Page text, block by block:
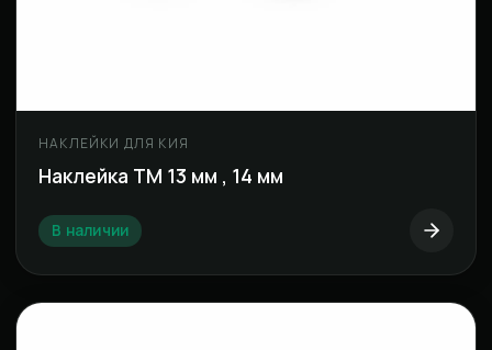
НАКЛЕЙКИ ДЛЯ КИЯ
Наклейка ТМ 13 мм , 14 мм
В наличии